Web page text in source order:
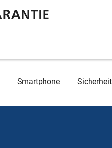
Smartphone Sicherheit